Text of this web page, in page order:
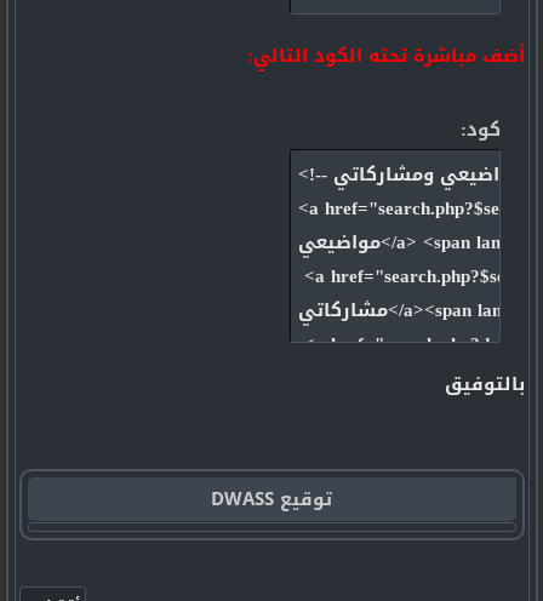
أضف مباشرة تحته الكود التالي:
كود:
<!-- بداية كود مواضيعي ومشاركاتي -->
<a
مواضيعي</a> <span lang="ar-sa">|</span>&nbsp;
<a
مشاركاتي</a><span lang="ar-sa">&nbsp; |&nbsp; </font></span>
<a
بالتوفيق
توقيع DWASS